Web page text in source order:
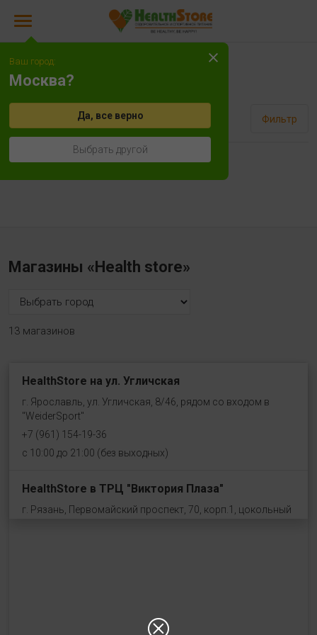
Астаксантин
Сортировать Фильтр
Магазины «Health store»
13 магазинов
HealthStore на ул. Угличская
г. Ярославль, ул. Угличская, 8/46, рядом со входом в
"WeiderSport"
+7 (961) 154-19-36
с 10:00 до 21:00 (без выходных)
HealthStore в ТРЦ "Виктория Плаза"
г. Рязань, Первомайский проспект, 70, корп.1, цокольный
г. Ковров, ул. Лопатина 7а, второй этаж, слева от
Ваш город:
Москва?
Да, все верно
Выбрать другой